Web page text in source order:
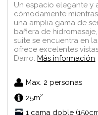
Un espacio elegante y
cómodamente
una amplia gama de
bañera de
suite se encuentra en
ofrece excelentes
Darro.Más información
Max. 2 personas
25m2
1 cama doble